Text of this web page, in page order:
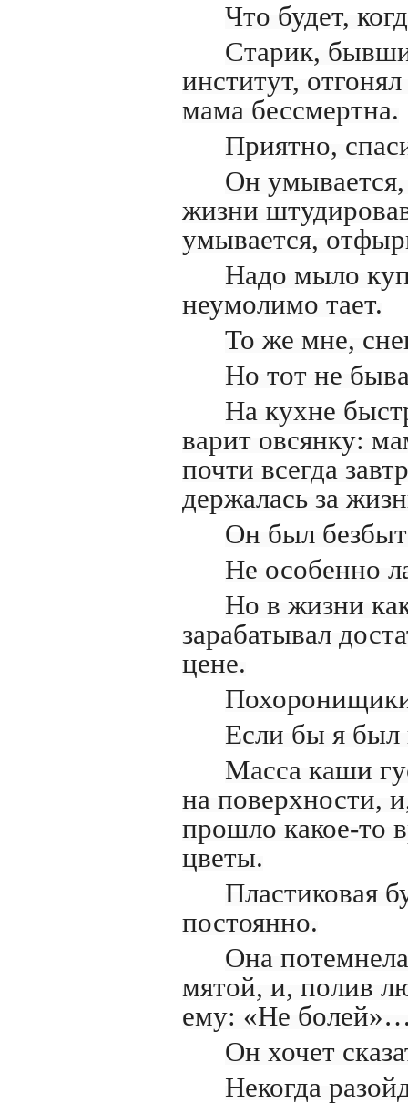
Что будет,
Старик,
институт,
мама бессмертна.
Приятно,
Он
жизни
умывается,
Надо мыло
неумолимо тает.
То же мне,
Но тот не
На кухне
варит овсянку:
почти всегда
держалась за
Он был
Не особенно
Но в жизни
зарабатывал
цене.
Если бы я
Масса каши
на поверхности,
прошло какое-то
цветы.
Пластиковая
постоянно.
Она
мятой, и, полив
ему: «Не
Он хочет
Некогда